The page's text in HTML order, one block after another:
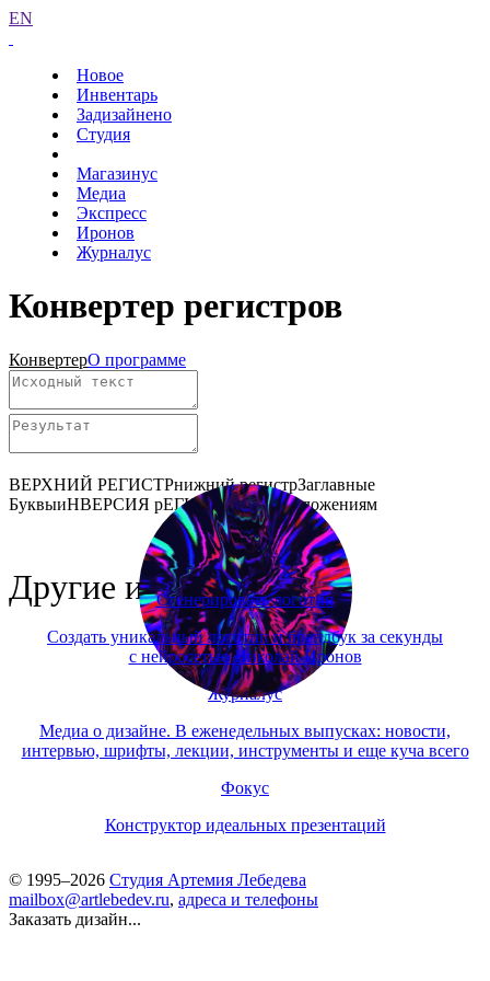
EN
Новое
Инвентарь
Задизайнено
Студия
Магазинус
Медиа
Экспресс
Иронов
Журналус
Конвертер регистров
КонвертерО программе
ВЕРХНИЙ РЕГИСТРнижний регистрЗаглавные
БуквыиНВЕРСИЯ рЕГИСТРАПо предложениям
Другие инструменты
Сгенерировать логотип
Создать уникальный логотип и брендбук за секунды
с нейросетью Николай Иронов
Журналус
Медиа о дизайне. В еженедельных выпусках: новости,
интервью, шрифты, лекции, инструменты и еще куча всего
Фокус
Конструктор идеальных презентаций
© 1995–2026 Студия Артемия Лебедева
mailbox@artlebedev.ru, адреса и телефоны
Заказать дизайн...